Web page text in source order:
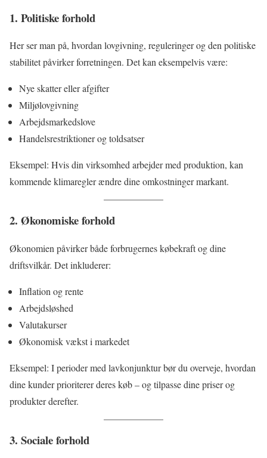
1. Politiske forhold
Her ser man på, hvordan lovgivning, reguleringer og den politiske
stabilitet påvirker forretningen. Det kan eksempelvis være:
Nye skatter eller afgifter
Miljølovgivning
Arbejdsmarkedslove
Handelsrestriktioner og toldsatser
Eksempel: Hvis din virksomhed arbejder med produktion, kan
kommende klimaregler ændre dine omkostninger markant.
2. Økonomiske forhold
Økonomien påvirker både forbrugernes købekraft og dine
driftsvilkår. Det inkluderer:
Inflation og rente
Arbejdsløshed
Valutakurser
Økonomisk vækst i markedet
Eksempel: I perioder med lavkonjunktur bør du overveje, hvordan
dine kunder prioriterer deres køb – og tilpasse dine priser og
produkter derefter.
3. Sociale forhold